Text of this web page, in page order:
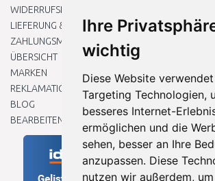
Ihre
wichtig
Diese Website
Targeting Technologien,
besseres Internet-
ermöglichen und die
sehen, besser an Ihre
anzupassen. Diese
nutzen wir außerdem,
WIDERRUFSRECHT
LIEFERUNG & ZAHLUNG
ZAHLUNGSMETHODEN
ÜBERSICHT
MARKEN
REKLAMATIONEN UND RETOUREN
BLOG
BEARBEITEN SIE MEINE COOKIE-EINSTELLUNGEN